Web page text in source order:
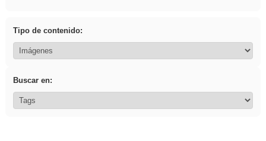
Tipo de contenido:
Buscar en: